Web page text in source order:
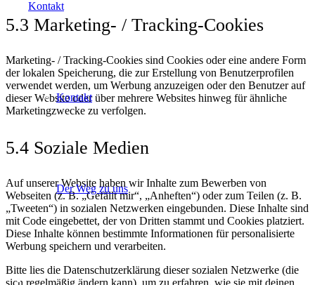
Kontakt
Kontakt
Der Weg zu uns
5.3 Marketing- / Tracking-Cookies
Marketing- / Tracking-Cookies sind Cookies oder eine andere Form
der lokalen Speicherung, die zur Erstellung von Benutzerprofilen
verwendet werden, um Werbung anzuzeigen oder den Benutzer auf
dieser Website oder über mehrere Websites hinweg für ähnliche
Marketingzwecke zu verfolgen.
5.4 Soziale Medien
Auf unserer Website haben wir Inhalte zum Bewerben von
Webseiten (z. B. „Gefällt mir“, „Anheften“) oder zum Teilen (z. B.
„Tweeten“) in sozialen Netzwerken eingebunden. Diese Inhalte sind
mit Code eingebettet, der von Dritten stammt und Cookies platziert.
Diese Inhalte können bestimmte Informationen für personalisierte
Werbung speichern und verarbeiten.
Bitte lies die Datenschutzerklärung dieser sozialen Netzwerke (die
sich regelmäßig ändern kann), um zu erfahren, wie sie mit deinen